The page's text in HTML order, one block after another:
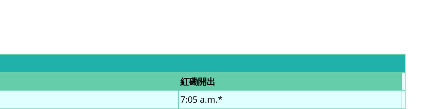
紅磡開出
7:05 a.m.*